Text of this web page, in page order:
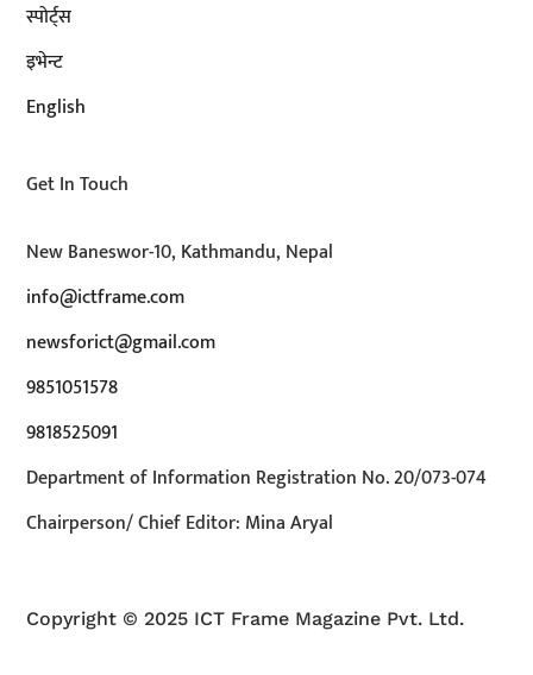
स्पोर्ट्स
इभेन्ट
English
Get In Touch
New Baneswor-10, Kathmandu, Nepal
info@ictframe.com
newsforict@gmail.com
9851051578
9818525091
Department of Information Registration No. 20/073-074
Chairperson/ Chief Editor: Mina Aryal
Copyright © 2025 ICT Frame Magazine Pvt. Ltd.